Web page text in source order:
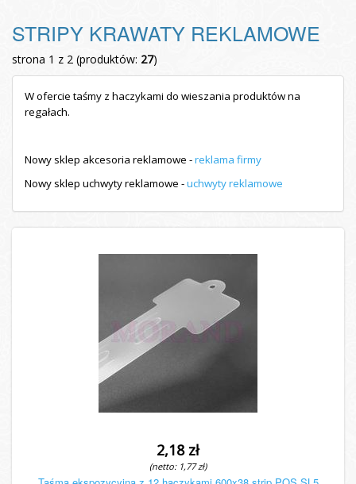
STRIPY KRAWATY REKLAMOWE
strona 1 z 2 (produktów: 27)
W ofercie taśmy z haczykami do wieszania produktów na
regałach.
Nowy sklep akcesoria reklamowe -reklama firmy
Nowy sklep uchwyty reklamowe -uchwyty reklamowe
2,18 zł
(netto: 1,77 zł)